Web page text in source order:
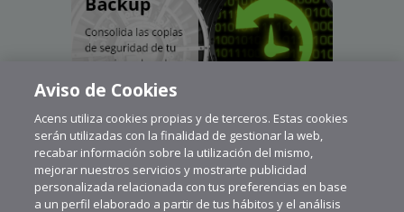
Aviso de Cookies
Acens utiliza cookies propias y de terceros. Estas cookies
serán utilizadas con la finalidad de gestionar la web,
recabar información sobre la utilización del mismo,
mejorar nuestros servicios y mostrarte publicidad
personalizada relacionada con tus preferencias en base
a un perfil elaborado a partir de tus hábitos y el análisis